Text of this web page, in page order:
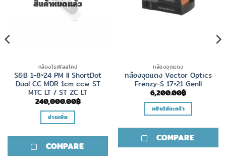
สินค้าหมดแล้ว
กล้องไรเฟิลสโคป
S&B 1-8×24 PM II ShortDot
Dual CC MDR 1cm ccw ST
MTC LT / ST ZC LT
240,000.00฿
อ่านเพิ่ม
COMPARE
กล้องจุดแดง
กล้องจุดแดง Vector Optics
Frenzy-S 17×21 GenII
6,200.00฿
หยิบใส่ตะกร้า
COMPARE